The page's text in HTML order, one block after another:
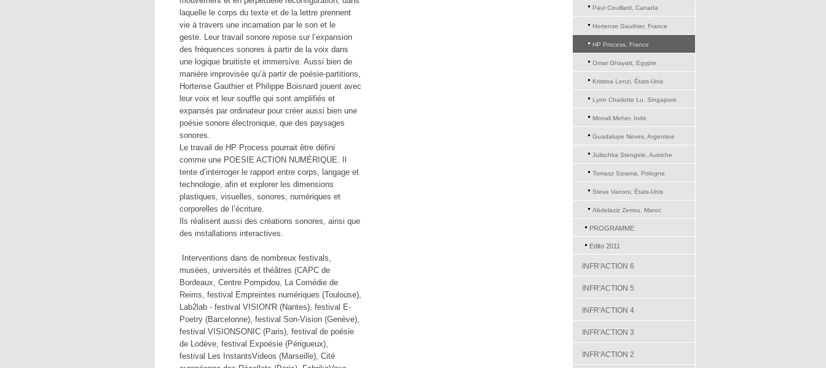
laquelle le corps du texte et de la lettre prennent
vie à travers une incarnation par le son et le
geste. Leur travail sonore repose sur l’expansion
des fréquences sonores à partir de la voix dans
une logique bruitiste et immersive. Aussi bien de
manière improvisée qu’à partir de poésie-partitions,
Hortense Gauthier et Philippe Boisnard jouent avec
leur voix et leur souffle qui sont amplifiés et
expansés par ordinateur pour créer aussi bien une
poésie sonore électronique, que des paysages
sonores.
Le travail de HP Process pourrait être défini
comme une POESIE ACTION NUMÉRIQUE. Il
tente d’interroger le rapport entre corps, langage et
technologie, afin et explorer les dimensions
plastiques, visuelles, sonores, numériques et
corporelles de l’écriture.
Ils réalisent aussi des créations sonores, ainsi que
des installations interactives.
Interventions dans de nombreux festivals,
musées, universités et théâtres (CAPC de
Bordeaux, Centre Pompidou, La Comédie de
Reims, festival Empreintes numériques (Toulouse),
Lab2lab - festival VISION'R (Nantes), festival E-
Poetry (Barcelonne), festival Son-Vision (Genève),
festival VISIONSONIC (Paris), festival de poésie
de Lodève, festival Expoésie (Périgueux),
festival Les InstantsVideos (Marseille), Cité
Paul Couillard, Canada
Hortense Gauthier, France
HP Process, France
Omar Ghayatt, Egypte
Kristina Lenzi, États-Unis
Lynn Charlotte Lu, Singapore
Monali Meher, Inde
Guadalupe Neves, Argentine
Julischka Stengele, Autriche
Tomasz Szrama, Pologne
Steve Vanoni, États-Unis
Abdelaziz Zerrou, Maroc
PROGRAMME
Edito 2011
INFR'ACTION 6
INFR'ACTION 5
INFR'ACTION 4
INFR'ACTION 3
INFR'ACTION 2